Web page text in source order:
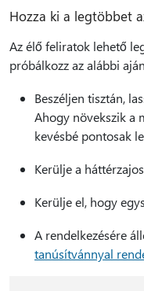
Hozza ki a legtöbbet
Az élő feliratok lehető
próbálkozz az alábbi
Beszéljen tisztán,
Ahogy növekszik a
kevésbé pontosak
Kerülje a
Kerülje el, hogy
A rendelkezésére
tanúsítvánnyal